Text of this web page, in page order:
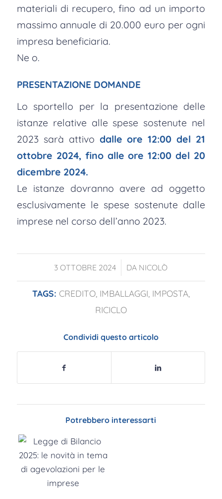
materiali di recupero, fino ad un importo
massimo annuale di 20.000 euro per ogni
impresa beneficiaria.
Ne o.
PRESENTAZIONE DOMANDE
Lo sportello per la presentazione delle
istanze relative alle spese sostenute nel
2023 sarà attivo dalle ore 12:00 del 21
ottobre 2024, fino alle ore 12:00 del 20
dicembre 2024.
Le istanze dovranno avere ad oggetto
esclusivamente le spese sostenute dalle
imprese nel corso dell’anno 2023.
3 OTTOBRE 2024
/ DA NICOLÒ
TAGS: CREDITO, IMBALLAGGI IMPOSTA,
RICICLO
Condividi questo articolo
Potrebbero interessarti